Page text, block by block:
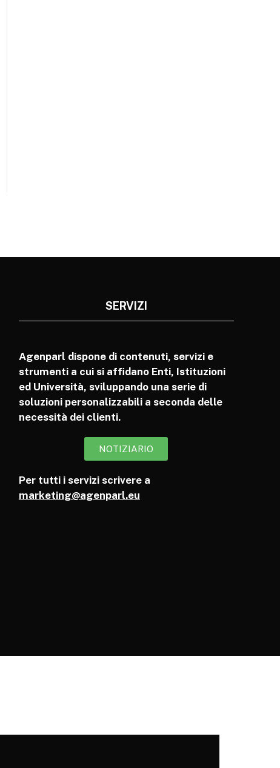
SERVIZI
Agenparl dispone di contenuti, servizi e
strumenti a cui si affidano Enti, Istituzioni
ed Università, sviluppando una serie di
soluzioni personalizzabili a seconda delle
necessità dei clienti.
NOTIZIARIO
Per tutti i servizi scrivere a
marketing@agenparl.eu